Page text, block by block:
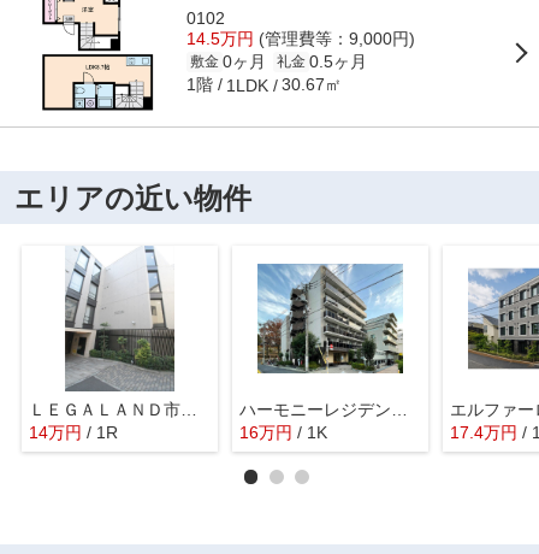
0102
14.5万円 (管理費等：9,000円)
敷金 0ヶ月 礼金 0.5ヶ月
1階 1LDK 30.67㎡
エリアの近い物件
ＬＥＧＡＬＡＮＤ市谷薬王寺
14万円 / 1R
16万円 / 1K
エルファー
17.4万円 /